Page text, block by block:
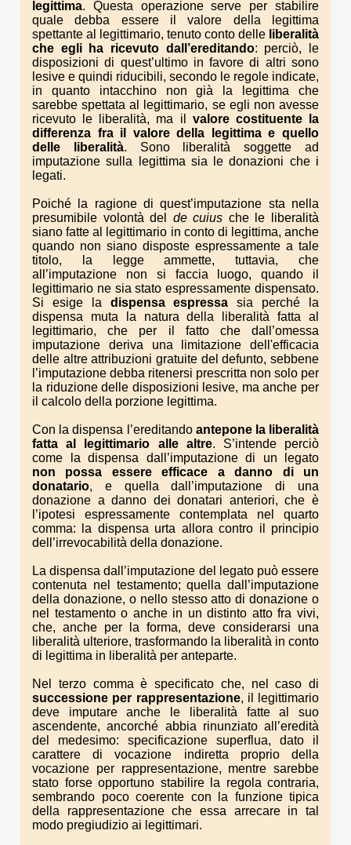
legittima. Questa operazione serve per stabilire
quale debba essere il valore della legittima
spettante al legittimario, tenuto conto delle liberalità
che egli ha ricevuto dall’ereditando: perciò, le
disposizioni di quest’ultimo in favore di altri sono
lesive e quindi riducibili, secondo le regole indicate,
in quanto intacchino non già la legittima che
sarebbe spettata al legittimario, se egli non avesse
ricevuto le liberalità, ma il valore costituente la
differenza fra il valore della legittima e quello
delle liberalità. Sono liberalità soggette ad
imputazione sulla legittima sia le donazioni che i
legati.
Poiché la ragione di quest’imputazione sta nella
presumibile volontà del de cuius che le liberalità
siano fatte al legittimario in conto di legittima, anche
quando non siano disposte espressamente a tale
titolo, la legge ammette, tuttavia, che
all’imputazione non si faccia luogo, quando il
legittimario ne sia stato espressamente dispensato.
Si esige la dispensa espressa sia perché la
dispensa muta la natura della liberalità fatta al
legittimario, che per il fatto che dall’omessa
imputazione deriva una limitazione dell'efficacia
delle altre attribuzioni gratuite del defunto, sebbene
l’imputazione debba ritenersi prescritta non solo per
la riduzione delle disposizioni lesive, ma anche per
il calcolo della porzione legittima.
Con la dispensa l’ereditando antepone la liberalità
fatta al legittimario alle altre. S’intende perciò
come la dispensa dall’imputazione di un legato
non possa essere efficace a danno di un
donatario, e quella dall’imputazione di una
donazione a danno dei donatari anteriori, che è
l’ipotesi espressamente contemplata nel quarto
comma: la dispensa urta allora contro il principio
dell’irrevocabilità della donazione.
La dispensa dall’imputazione del legato può essere
contenuta nel testamento; quella dall’imputazione
della donazione, o nello stesso atto di donazione o
nel testamento o anche in un distinto atto fra vivi,
che, anche per la forma, deve considerarsi una
liberalità ulteriore, trasformando la liberalità in conto
di legittima in liberalità per anteparte.
Nel terzo comma è specificato che, nel caso di
successione per rappresentazione, il legittimario
deve imputare anche le liberalità fatte al suo
ascendente, ancorché abbia rinunziato all’eredità
del medesimo: specificazione superflua, dato il
carattere di vocazione indiretta proprio della
vocazione per rappresentazione, mentre sarebbe
stato forse opportuno stabilire la regola contraria,
sembrando poco coerente con la funzione tipica
della rappresentazione che essa arrecare in tal
modo pregiudizio ai legittimari.